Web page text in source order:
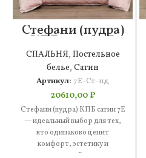
Стефани (пудра)
КПБ сатин 7Е
СПАЛЬНЯ, Постельное
белье, Сатин
Артикул: 7Е-Ст-пд
20610,00₽
Стефани (пудра) КПБ сатин 7Е
— идеальный выбор для тех,
кто одинаково ценит
комфорт, эстетику и
практичность. В составе —